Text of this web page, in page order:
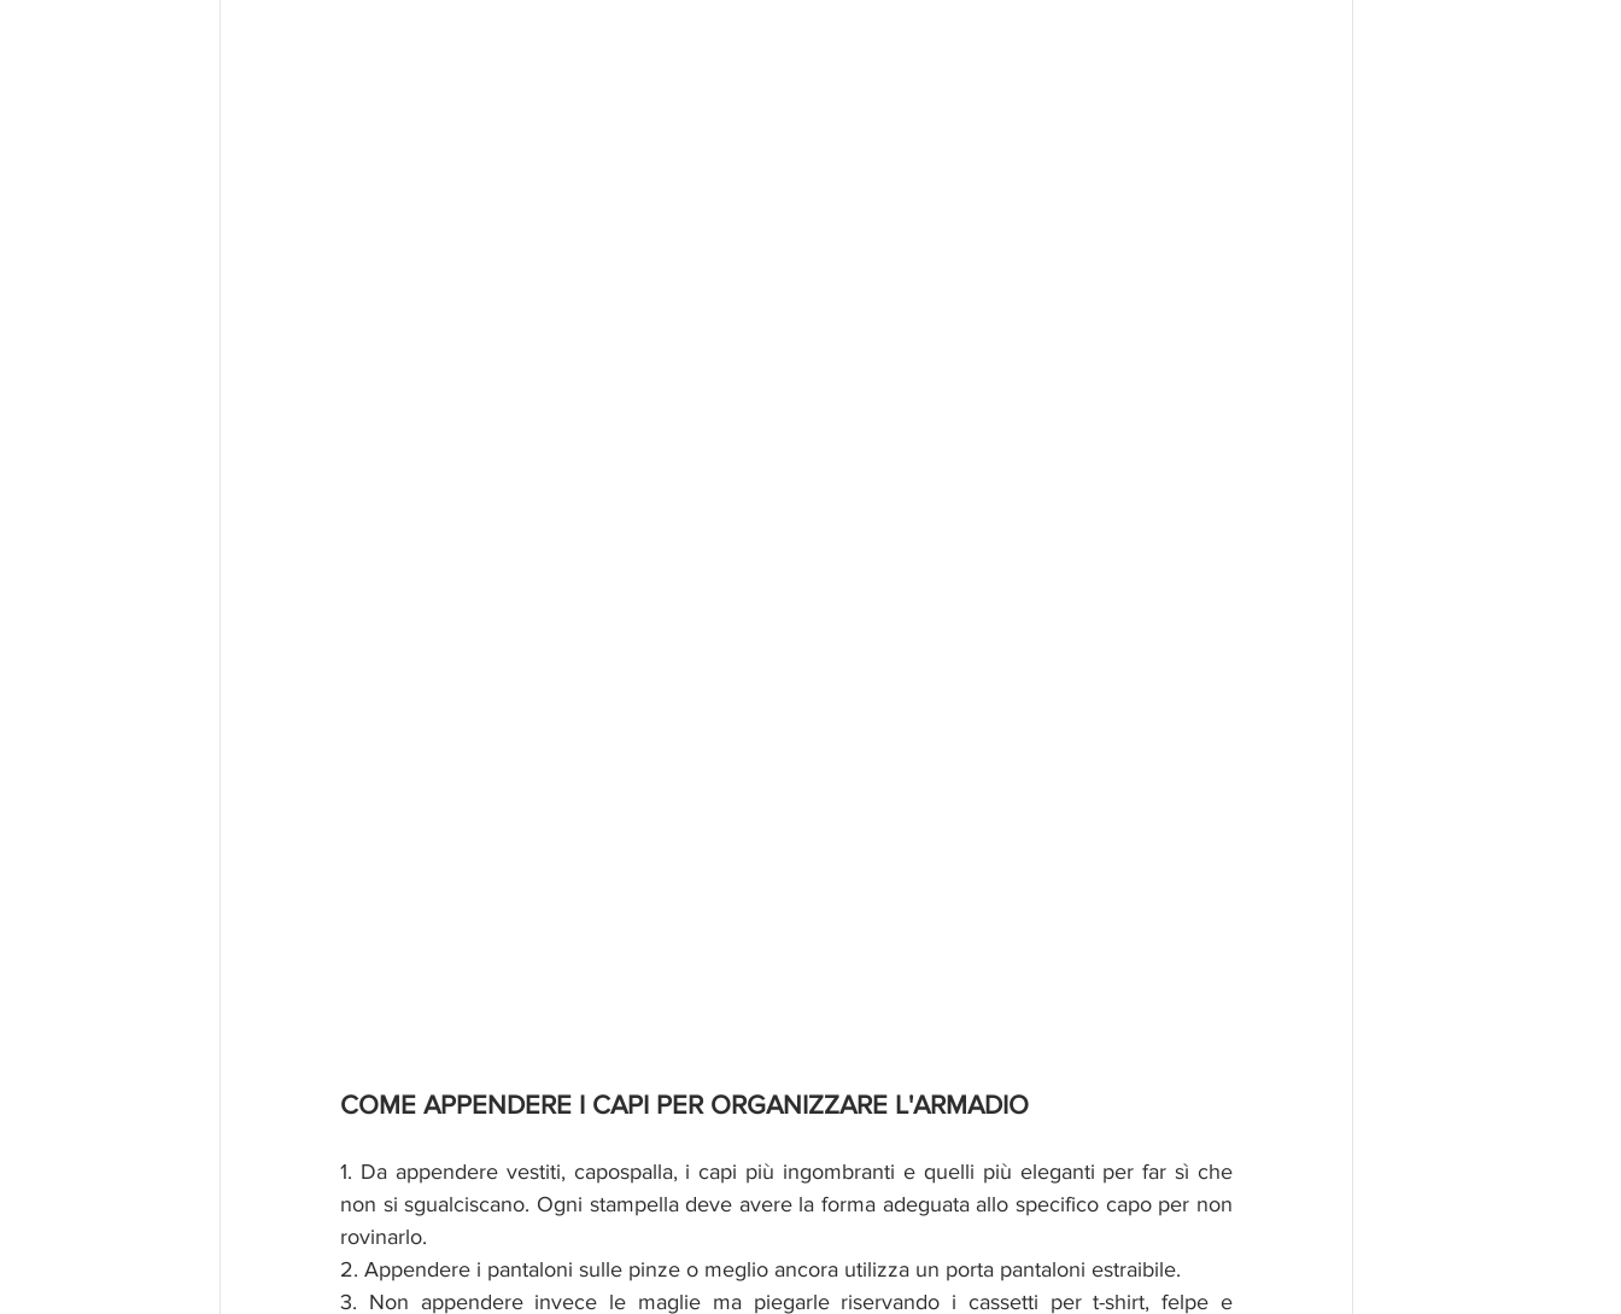
COME APPENDERE I CAPI PER ORGANIZZARE L'ARMADIO
1. Da appendere vestiti, capospalla, i capi più ingombranti e quelli più eleganti per far sì che
non si sgualciscano. Ogni stampella deve avere la forma adeguata allo specifico capo per non
rovinarlo.
2. Appendere i pantaloni sulle pinze o meglio ancora utilizza un porta pantaloni estraibile.
3. Non appendere invece le maglie ma piegarle riservando i cassetti per t-shirt, felpe e